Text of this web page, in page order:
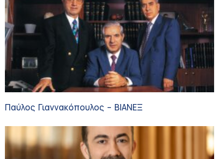
Παύλος Γιαννακόπουλος – ΒΙΑΝΕΞ